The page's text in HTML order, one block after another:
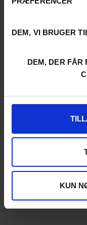
DEM, VI BRUGER
DEM, DER FÅR
KUN